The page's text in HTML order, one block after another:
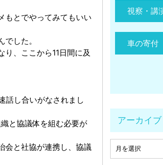
もとでやってみてもいい
した。
、ここから11日間に及
話し合いがなされまし
と協議体を組む必要が
会と社協が連携し、協議
視察・講
車の寄付
アーカイブ